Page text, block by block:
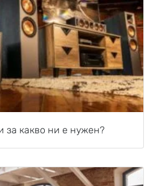
за какво ни е нужен?